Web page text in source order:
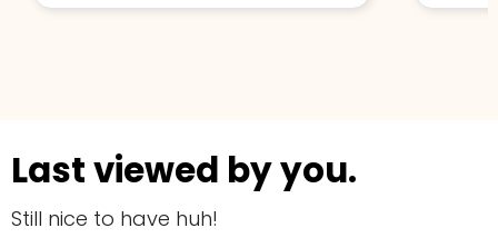
Last viewed by you.
Still nice to have huh!